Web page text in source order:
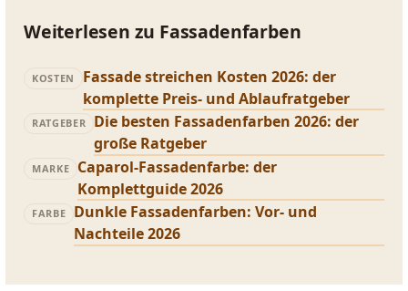
Weiterlesen zu Fassadenfarben
KOSTEN
Fassade streichen Kosten 2026: der
komplette Preis- und Ablaufratgeber
RATGEBER
Die besten Fassadenfarben 2026: der
große Ratgeber
MARKE
Caparol-Fassadenfarbe: der
Komplettguide 2026
FARBE
Dunkle Fassadenfarben: Vor- und
Nachteile 2026